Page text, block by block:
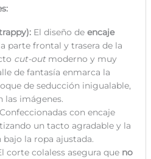
El diseño de encaje
parte frontal y trasera de la
cut-outmoderno y muy
de fantasía enmarca la
de seducción inigualable,
las imágenes.
con encaje
un tacto agradable y la
la ropa ajustada.
corte colaless asegura que no